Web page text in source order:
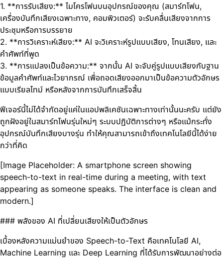
1. **การรับเสียง:** ไมโครโฟนบนอุปกรณ์ของคุณ (สมาร์ทโฟน,
เครื่องบันทึกเสียงเฉพาะทาง, คอมพิวเตอร์) จะรับคลื่นเสียงจากการ
ประชุมหรือการบรรยาย
2. **การวิเคราะห์เสียง:** AI จะวิเคราะห์รูปแบบเสียง, โทนเสียง, และ
คำศัพท์ที่พูด
3. **การแปลงเป็นข้อความ:** จากนั้น AI จะจับคู่รูปแบบเสียงกับฐาน
ข้อมูลคำศัพท์และไวยากรณ์ เพื่อถอดเสียงออกมาเป็นข้อความตัวอักษร
แบบเรียลไทม์ หรือหลังจากการบันทึกเสร็จสิ้น
ฟีเจอร์นี้ไม่ได้จำกัดอยู่แค่ในแอปพลิเคชันเฉพาะทางเท่านั้นนะครับ แต่ยัง
ถูกฝังอยู่ในสมาร์ทโฟนรุ่นใหม่ๆ ระบบปฏิบัติการต่างๆ หรือแม้กระทั่ง
อุปกรณ์บันทึกเสียงบางรุ่น ทำให้คุณสามารถเข้าถึงเทคโนโลยีนี้ได้ง่าย
กว่าที่คิด
[Image Placeholder: A smartphone screen showing
speech-to-text in real-time during a meeting, with text
appearing as someone speaks. The interface is clean and
modern.]
### พลังของ AI ที่เปลี่ยนเสียงให้เป็นตัวอักษร
เบื้องหลังความแม่นยำของ Speech-to-Text คือเทคโนโลยี AI,
Machine Learning และ Deep Learning ที่ได้รับการพัฒนาอย่างต่อ